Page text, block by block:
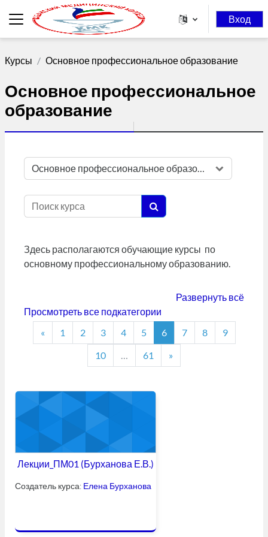
Перейти к основному содержанию
Боковая панель
Вход
Курсы Основное профессиональное образование
Основное профессиональное
образование
Категории курсов
Поиск курса
Поиск курса
Здесь располагаются обучающие курсы по
основному профессиональному образованию.
Развернуть всё
Просмотреть все подкатегории
«Предыдущая страница
1 Страница 1
2Страница 2
3Страница 3
4Страница 4
5Страница 5
6Страница 6
7Страница 7
8Страница 8
9
10Страница 10
61 Страница 61
»Следующая
Лекции_ПМ01 (Бурханова Е.В.)
Создатель курса: Елена Бурханова